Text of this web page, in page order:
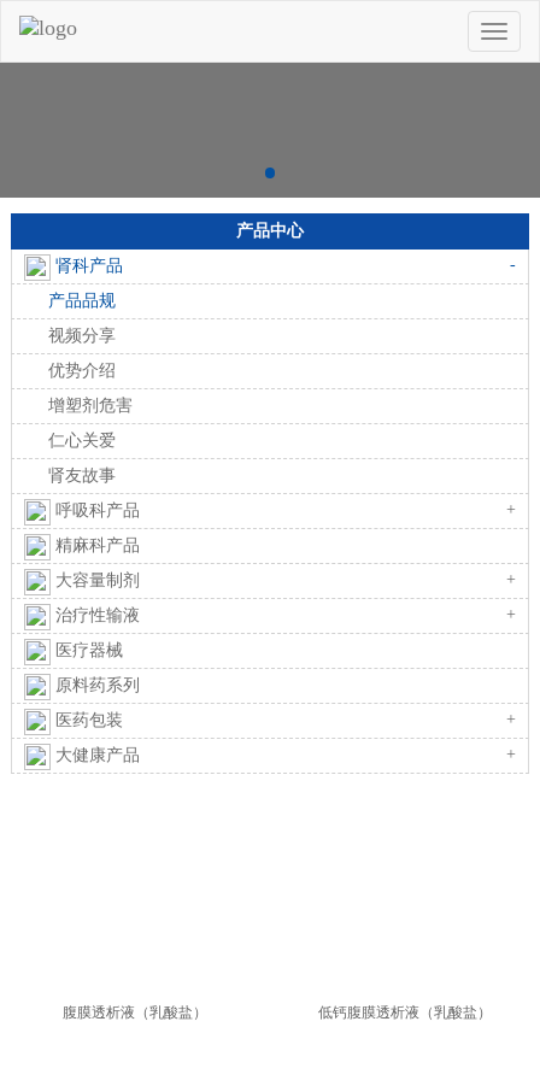
Toggle
产品中心
肾科产品
-
产品品规
视频分享
优势介绍
增塑剂危害
仁心关爱
肾友故事
呼吸科产品
+
精麻科产品
大容量制剂
+
治疗性输液
+
医疗器械
原料药系列
医药包装
+
大健康产品
+
腹膜透析液（乳酸盐） 低钙腹膜透析液（乳酸盐）